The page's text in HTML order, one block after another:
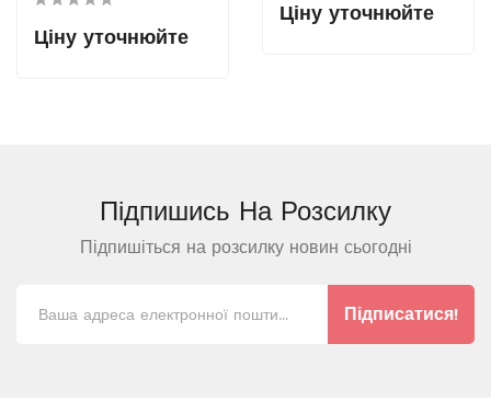
Ціну уточнюйте
Ціну уточнюйте
Підпишись На Розсилку
Підпишіться на розсилку новин сьогодні
Підписатися!